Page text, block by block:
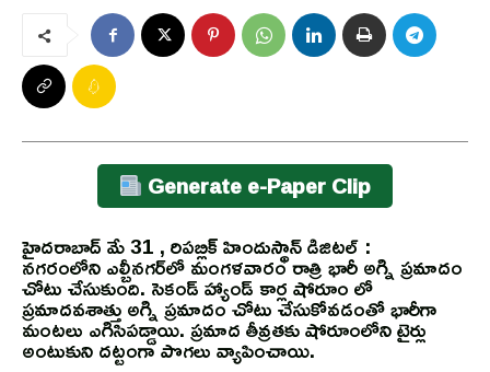
Generate e-Paper Clip
హైదరాబాద్ మే 31 , రిపబ్లిక్ హిందుస్థాన్ డిజిటల్ :
నగరంలోని ఎల్బీనగర్‌లో మంగళవారం రాత్రి భారీ అగ్ని ప్రమాదం
చోటు చేసుకుంది. సెకండ్ హ్యాండ్ కార్ల షోరూం లో
ప్రమాదవశాత్తు అగ్ని ప్రమాదం చోటు చేసుకోవడంతో భారీగా
మంటలు ఎగిసిపడ్డాయి. ప్రమాద తీవ్రతకు షోరూంలోని టైర్లు
అంటుకుని దట్టంగా పొగలు వ్యాపించాయి.